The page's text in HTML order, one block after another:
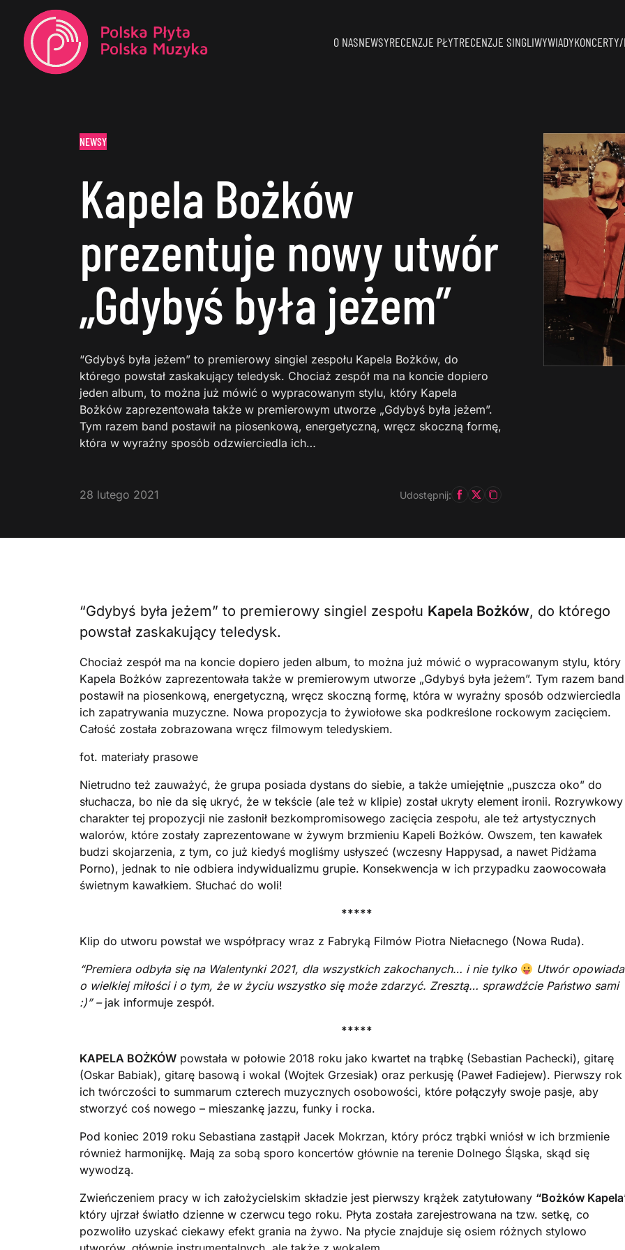
O NASNEWSYRECENZJE PŁYTRECENZJE SINGLIWYWIADY
NEWSY
Kapela Bożków
prezentuje nowy utwór
„Gdybyś była jeżem”
“Gdybyś była jeżem” to premierowy singiel zespołu Kapela Bożków, do
którego powstał zaskakujący teledysk. Chociaż zespół ma na koncie dopiero
jeden album, to można już mówić o wypracowanym stylu, który Kapela
Bożków zaprezentowała także w premierowym utworze „Gdybyś była jeżem”.
Tym razem band postawił na piosenkową, energetyczną, wręcz skoczną formę,
która w wyraźny sposób odzwierciedla ich…
28 lutego 2021 Udostępnij:
“Gdybyś była jeżem” to premierowy singiel zespołu Kapela Bożków, do którego
powstał zaskakujący teledysk.
Chociaż zespół ma na koncie dopiero jeden album, to można już mówić o wypracowanym stylu, który
Kapela Bożków zaprezentowała także w premierowym utworze „Gdybyś była jeżem”. Tym razem band
postawił na piosenkową, energetyczną, wręcz skoczną formę, która w wyraźny sposób odzwierciedla
ich zapatrywania muzyczne. Nowa propozycja to żywiołowe ska podkreślone rockowym zacięciem.
Całość została zobrazowana wręcz filmowym teledyskiem.
fot. materiały prasowe
Nietrudno też zauważyć, że grupa posiada dystans do siebie, a także umiejętnie „puszcza oko” do
słuchacza, bo nie da się ukryć, że w tekście (ale też w klipie) został ukryty element ironii. Rozrywkowy
charakter tej propozycji nie zasłonił bezkompromisowego zacięcia zespołu, ale też artystycznych
walorów, które zostały zaprezentowane w żywym brzmieniu Kapeli Bożków. Owszem, ten kawałek
budzi skojarzenia, z tym, co już kiedyś mogliśmy usłyszeć (wczesny Happysad, a nawet Pidżama
Porno), jednak to nie odbiera indywidualizmu grupie. Konsekwencja w ich przypadku zaowocowała
świetnym kawałkiem. Słuchać do woli!
*****
Klip do utworu powstał we współpracy wraz z Fabryką Filmów Piotra Niełacnego (Nowa Ruda).
“Premiera odbyła się na Walentynki 2021, dla wszystkich zakochanych… i nie tylko
Utwór opowiada
o wielkiej miłości i o tym, że w życiu wszystko się może zdarzyć. Zresztą… sprawdźcie Państwo sami
:)” – jak informuje zespół.
*****
KAPELA BOŻKÓW powstała w połowie 2018 roku jako kwartet na trąbkę (Sebastian Pachecki), gitarę
(Oskar Babiak), gitarę basową i wokal (Wojtek Grzesiak) oraz perkusję (Paweł Fadiejew). Pierwszy rok
ich twórczości to summarum czterech muzycznych osobowości, które połączyły swoje pasje, aby
stworzyć coś nowego – mieszankę jazzu, funky i rocka.
Pod koniec 2019 roku Sebastiana zastąpił Jacek Mokrzan, który prócz trąbki wniósł w ich brzmienie
również harmonijkę. Mają za sobą sporo koncertów głównie na terenie Dolnego Śląska, skąd się
wywodzą.
Zwieńczeniem pracy w ich założycielskim składzie jest pierwszy krążek zatytułowany “Bożków
który ujrzał światło dzienne w czerwcu tego roku. Płyta została zarejestrowana na tzw. setkę, co
pozwoliło uzyskać ciekawy efekt grania na żywo. Na płycie znajduje się osiem różnych stylowo